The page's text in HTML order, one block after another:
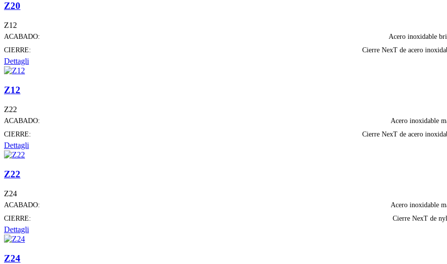
Z20
Z12
ACABADO:
Acero inoxidable
CIERRE:
Cierre NexT de acero
Dettagli
Z12
Z22
ACABADO:
Acero inoxidable
CIERRE:
Cierre NexT de acero
Dettagli
Z22
Z24
ACABADO:
Acero inoxidable
CIERRE:
Cierre NexT de
Dettagli
Z24